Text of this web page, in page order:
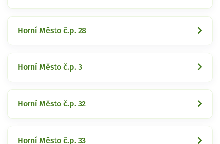
Horní Město č.p. 28
Horní Město č.p. 3
Horní Město č.p. 32
Horní Město č.p. 33